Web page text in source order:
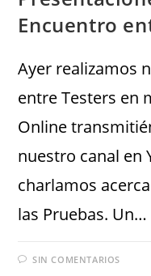
Encuentro
Ayer realizamos
entre Testers en
Online
nuestro canal en
charlamos
las Pruebas. Un…
SIN COMENTARIOS